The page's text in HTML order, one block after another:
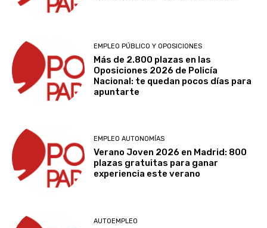
EMPLEO PÚBLICO Y OPOSICIONES
Más de 2.800 plazas en las
Oposiciones 2026 de Policía
Nacional: te quedan pocos días para
apuntarte
EMPLEO AUTONOMÍAS
Verano Joven 2026 en Madrid: 800
plazas gratuitas para ganar
experiencia este verano
AUTOEMPLEO